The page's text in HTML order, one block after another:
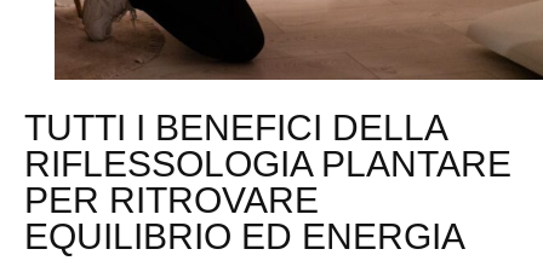
TUTTI I BENEFICI DELLA
RIFLESSOLOGIA PLANTARE
PER RITROVARE
EQUILIBRIO ED ENERGIA